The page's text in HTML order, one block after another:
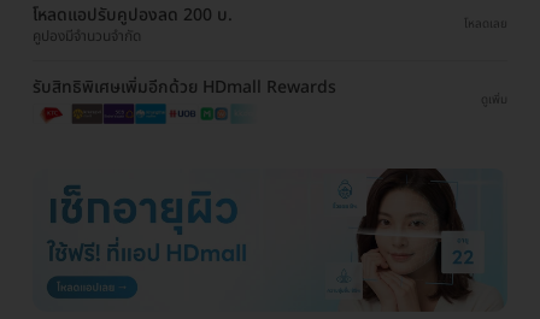
โหลดแอปรับคูปองลด 200 บ.
คูปองมีจำนวนจำกัด
โหลดเลย
รับสิทธิพิเศษเพิ่มอีกด้วย HDmall Rewards
ดูเพิ่ม